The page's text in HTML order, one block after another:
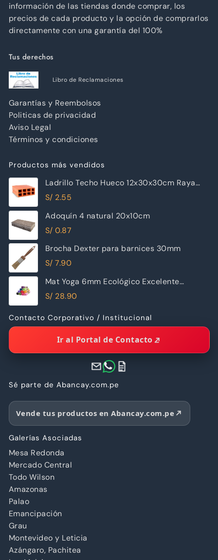
información de las tiendas donde comprar, los
precios de cada producto y la opción de comprarlos
directamente con una garantía del 100%
Tus derechos
Libro de Reclamaciones
Garantías y Reembolsos
Politicas de privacidad
Aviso Legal
Términos y condiciones
Productos más vendidos
Ladrillo Techo Hueco 12x30x30cm Raya
Piramide
S/ 2.55
Adoquín 4 natural 20x10cm
S/ 0.87
Brocha Dexter para barnices 30mm
S/ 7.90
Mat Yoga 6mm Ecológico Excelente
Calidad
S/ 28.90
Contacto Corporativo / Institucional
Ir al Portal de Contacto
Sé parte de Abancay.com.pe
Vende tus productos en Abancay.com.pe
Galerías Asociadas
Mesa Redonda
Mercado Central
Todo Wilson
Amazonas
Palao
Emancipación
Grau
Montevideo y Leticia
Azángaro, Pachitea